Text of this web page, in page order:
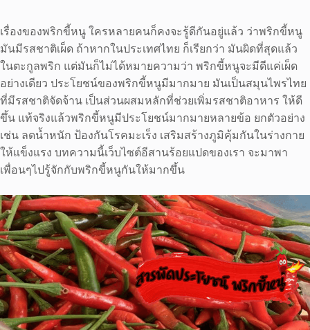
เรื่องของพริกขี้หนู ใครหลายคนก็คงจะรู้ดีกันอยู่แล้ว ว่าพริกขี้หนู
มันมีรสชาติเผ็ด ถ้าหากในประเทศไทย ก็เรียกว่า มันผิดที่สุดแล้ว
ในตะกูลพริก แต่มันก็ไม่ได้หมายความว่า พริกขี้หนูจะมีดีแค่เผ็ด
อย่างเดียว ประโยชน์ของพริกขี้หนูมีมากมาย มันเป็นสมุนไพรไทย
ที่มีรสชาติจัดจ้าน เป็นส่วนผสมหลักที่ช่วยเพิ่มรสชาติอาหาร ให้ดี
ขึ้น แท้จริงแล้วพริกขี้หนูมีประโยชน์มากมายหลายข้อ ยกตัวอย่าง
เช่น ลดน้ำหนัก ป้องกันโรคมะเร็ง เสริมสร้างภูมิคุ้มกันในร่างกาย
ให้แข็งแรง บทความนี้เว็บไซต์อีสานร้อยแปดของเรา จะมาพา
เพื่อนๆไปรู้จักกับพริกขี้หนูกันให้มากขึ้น